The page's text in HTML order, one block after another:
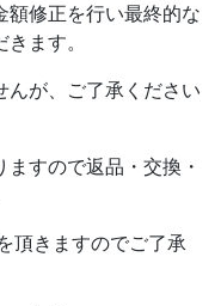
額修正を行い最終的な
ます。
んが、ご了承ください
すので返品・交換・
頂きますのでご了承